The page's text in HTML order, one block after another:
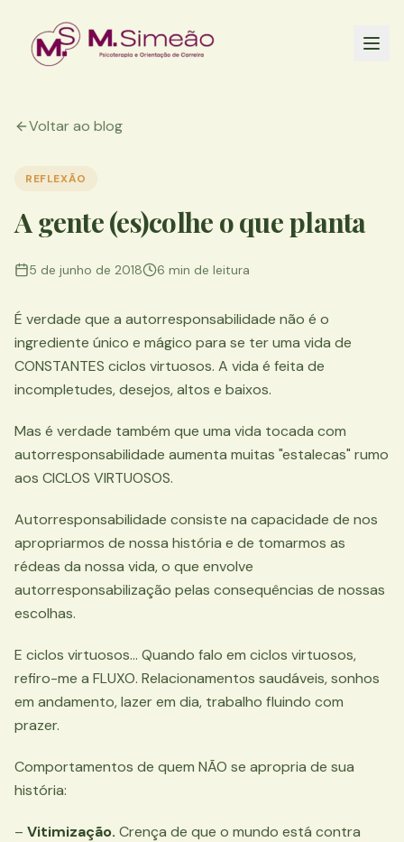
Voltar ao blog
REFLEXÃO
A gente (es)colhe o que planta
5 de junho de 2018 6 min de leitura
É verdade que a autorresponsabilidade não é o
ingrediente único e mágico para se ter uma vida de
CONSTANTES ciclos virtuosos. A vida é feita de
incompletudes, desejos, altos e baixos.
Mas é verdade também que uma vida tocada com
autorresponsabilidade aumenta muitas "estalecas" rumo
aos CICLOS VIRTUOSOS.
Autorresponsabilidade consiste na capacidade de nos
apropriarmos de nossa história e de tomarmos as
rédeas da nossa vida, o que envolve
autorresponsabilização pelas consequências de nossas
escolhas.
E ciclos virtuosos… Quando falo em ciclos virtuosos,
refiro-me a FLUXO. Relacionamentos saudáveis, sonhos
em andamento, lazer em dia, trabalho fluindo com
prazer.
Comportamentos de quem NÃO se apropria de sua
história:
– Vitimização. Crença de que o mundo está contra